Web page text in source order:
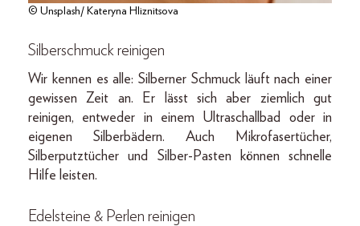
© Unsplash/ Kateryna Hliznitsova
Silberschmuck reinigen
Wir kennen es alle: Silberner Schmuck läuft nach einer
gewissen Zeit an. Er lässt sich aber ziemlich gut
reinigen, entweder in einem Ultraschallbad oder in
eigenen Silberbädern. Auch Mikrofasertücher,
Silberputztücher und Silber-Pasten können schnelle
Hilfe leisten.
Edelsteine & Perlen reinigen